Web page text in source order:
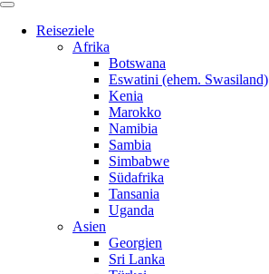
Reiseziele
Afrika
Botswana
Eswatini (ehem. Swasiland)
Kenia
Marokko
Namibia
Sambia
Simbabwe
Südafrika
Tansania
Uganda
Asien
Georgien
Sri Lanka